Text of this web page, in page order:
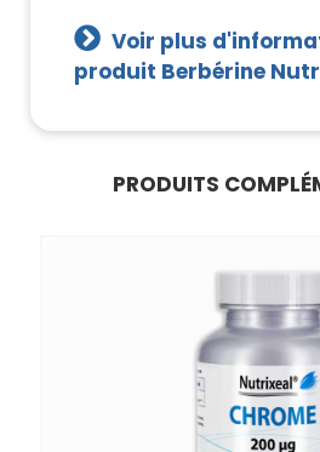
Voir plus
produit Berbérine
PRODUITS